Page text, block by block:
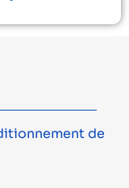
de